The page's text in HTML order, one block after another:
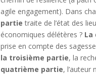
agile engagement). Dans
partie traite de l’état des
économiques délétères ? La
prise en compte des
la troisième partie, la
quatrième partie, l’auteur